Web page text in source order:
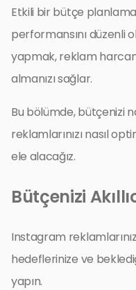
Etkili bir bütçe
performansını düzenli
yapmak, reklam
almanızı sağlar.
Bu bölümde, bütçenizi
reklamlarınızı nasıl
ele alacağız.
Bütçenizi
Instagram
hedeflerinize ve
yapın.